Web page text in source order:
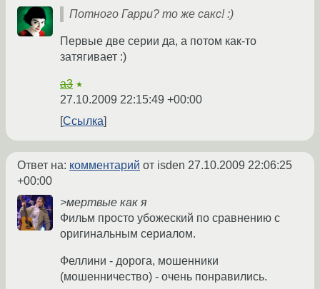
Потного Гарри? то же сакс! :)
Первые две серии да, а потом как-то
затягивает :)
a3 ★
27.10.2009 22:15:49 +00:00
Ссылка
Ответ на: комментарий от isden 27.10.2009 22:06:25
+00:00
>мертвые как я
Фильм просто убожеский по сравнению с
оригинальным сериалом.
Феллини - дорога, мошенники
(мошенничество) - очень понравились.